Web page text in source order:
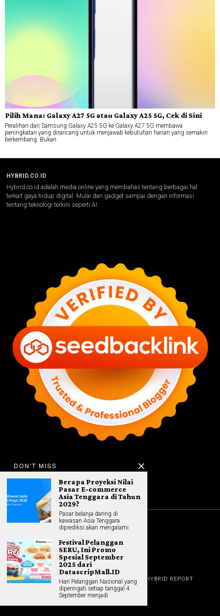
Pilih Mana: Galaxy A27 5G atau Galaxy A25 5G, Cek di Sini
Peralihan dari Samsung Galaxy A25 5G ke Galaxy A27 5G membawa
peningkatan yang dirancang untuk menjawab kebutuhan harian yang semakin
berkembang. Bukan
HYBRID.CO.ID
Hybrid.co.id adalah media online yang membahas tentang berbagai hal
terkait gaya hidup digital. Mulai dari gadget sampai dengan informasi
tentang teknologi terkini seperti AI.
HOME
GADGET
REVIEW
GAME NEWS AI (NEW TECH)
HYBRID REPORT
HYBRID LIFESTYLE
HOME APPLIANCES
ABOUT
CONTACT
DON'T MISS
Berapa Proyeksi Nilai
Pasar E-commerce
Asia Tenggara di Tahun
2029?
Pasar belanja daring di
kawasan Asia Tenggara
diprediksi akan mengalami
Festival Pelanggan
SERU, Ini Promo
Spesial September
2025 dari
DatascripMall.ID
Hari Pelanggan Nasional yang
diperingati setiap tanggal 4
September menjadi